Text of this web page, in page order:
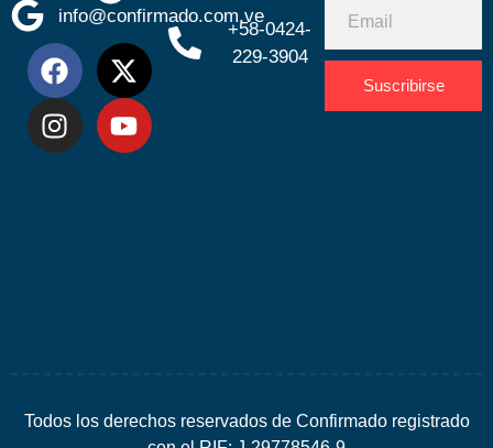
info@confirmado.com.ve
+58-0424-
229-3904
Suscribirse
Todos los derechos reservados de Confirmado registrado